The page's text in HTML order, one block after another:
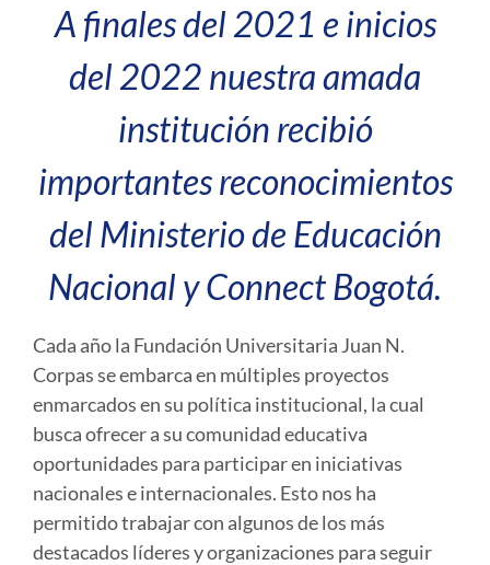
A finales del 2021 e inicios
del 2022 nuestra amada
institución recibió
importantes reconocimientos
del Ministerio de Educación
Nacional y Connect Bogotá.
Cada año la Fundación Universitaria Juan N.
Corpas se embarca en múltiples proyectos
enmarcados en su política institucional, la cual
busca ofrecer a su comunidad educativa
oportunidades para participar en iniciativas
nacionales e internacionales. Esto nos ha
permitido trabajar con algunos de los más
destacados líderes y organizaciones para seguir